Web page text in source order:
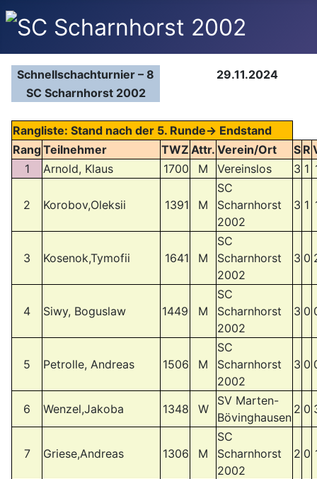
Schnellschachturnier – 8
29.11.2024
SC Scharnhorst 2002
Rangliste: Stand nach der 5. Runde-> Endstand
RangTeilnehmer TWZ Attr. Verein/Ort S R
1
Arnold, Klaus 1700 M Vereinslos 3 1
2 Korobov,Oleksii 1391 M
SC
Scharnhorst
2002
3 1
3 Kosenok,Tymofii 1641 M
SC
Scharnhorst
2002
3 0
4 Siwy, Boguslaw 1449 M
SC
Scharnhorst
2002
3 0
5 Petrolle, Andreas 1506 M
SC
Scharnhorst
2002
3 0
6 Wenzel,Jakoba 1348 W
SV Marten-
Bövinghausen
2 0
7 Griese,Andreas 1306 M
SC
Scharnhorst
2002
2 0